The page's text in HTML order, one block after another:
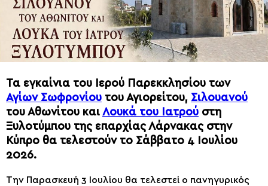
Τα εγκαίνια του Ιερού Παρεκκλησίου των
Αγίων Σωφρονίου του Αγιορείτου, Σιλουανού
του Αθωνίτου και Λουκά του Ιατρού στη
Ξυλοτύμπου της επαρχίας Λάρνακας στην
Κύπρο θα τελεστούν το Σάββατο 4 Ιουλίου
2026.
Την Παρασκευή 3 Ιουλίου θα τελεστεί ο πανηγυρικός